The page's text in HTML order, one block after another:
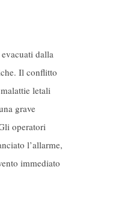
dalla
Il conflitto
letali
grave
operatori
l’allarme,
immediato